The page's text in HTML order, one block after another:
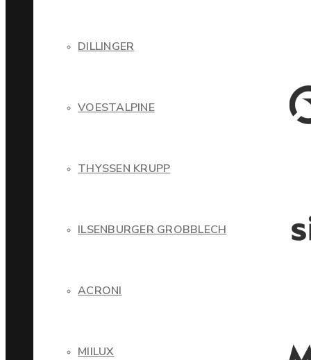
DILLINGER
VOESTALPINE
THYSSEN KRUPP
ILSENBURGER GROBBLECH
ACRONI
MIILUX